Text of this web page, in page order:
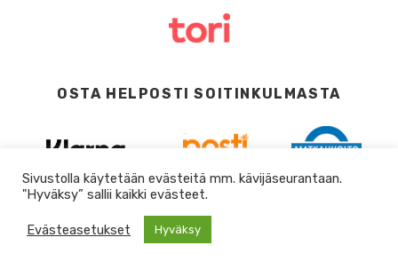
OSTA HELPOSTI SOITINKULMASTA
DESIGN BYDIGITAALI
Sivustolla käytetään evästeitä mm. kävijäseurantaan.
"Hyväksy” sallii kaikki evästeet.
Evästeasetukset Hyväksy